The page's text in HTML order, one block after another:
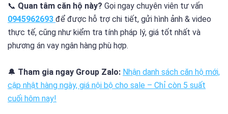
📞 Quan tâm căn hộ này? Gọi ngay chuyên viên tư vấn
0945962693 để được hỗ trợ chi tiết, gửi hình ảnh & video
thực tế, cũng như kiểm tra tính pháp lý, giá tốt nhất và
phương án vay ngân hàng phù hợp.
🔔 Tham gia ngay Group Zalo: Nhận danh sách căn hộ mới,
cập nhật hàng ngày, giá nội bộ cho sale – Chỉ còn 5 suất
cuối hôm nay!